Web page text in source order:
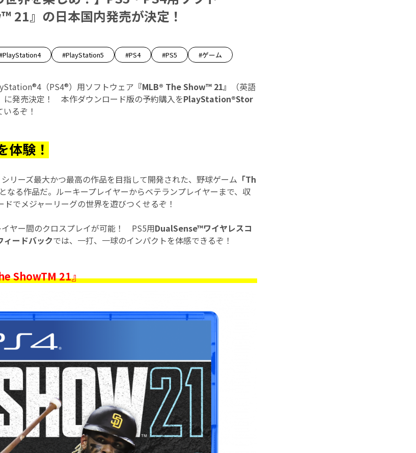
21』の日本国内発売が決定！
#PlayStation5 #PS4 #PS5 #ゲーム
（PS4®）用ソフトウェア 『MLB® The Show™ 21』
（英語
に発売決定！ 本作ダウンロード版の予約購入をPlayStation®Stor
るぞ！
体験！
リーズ最大かつ最高の作品を目指して開発された、野球ゲーム 「Th
なる作品だ。ルーキープレイヤーからベテランプレイヤーまで、収
でメジャーリーグの世界を遊びつくせるぞ！
イヤー間のクロスプレイが可能！ PS5用DualSense™ワイヤレスコ
ィードバックでは、一打、一球のインパクトを体感できるぞ！
ShowTM 21』